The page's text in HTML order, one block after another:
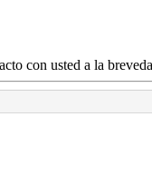
con usted a la